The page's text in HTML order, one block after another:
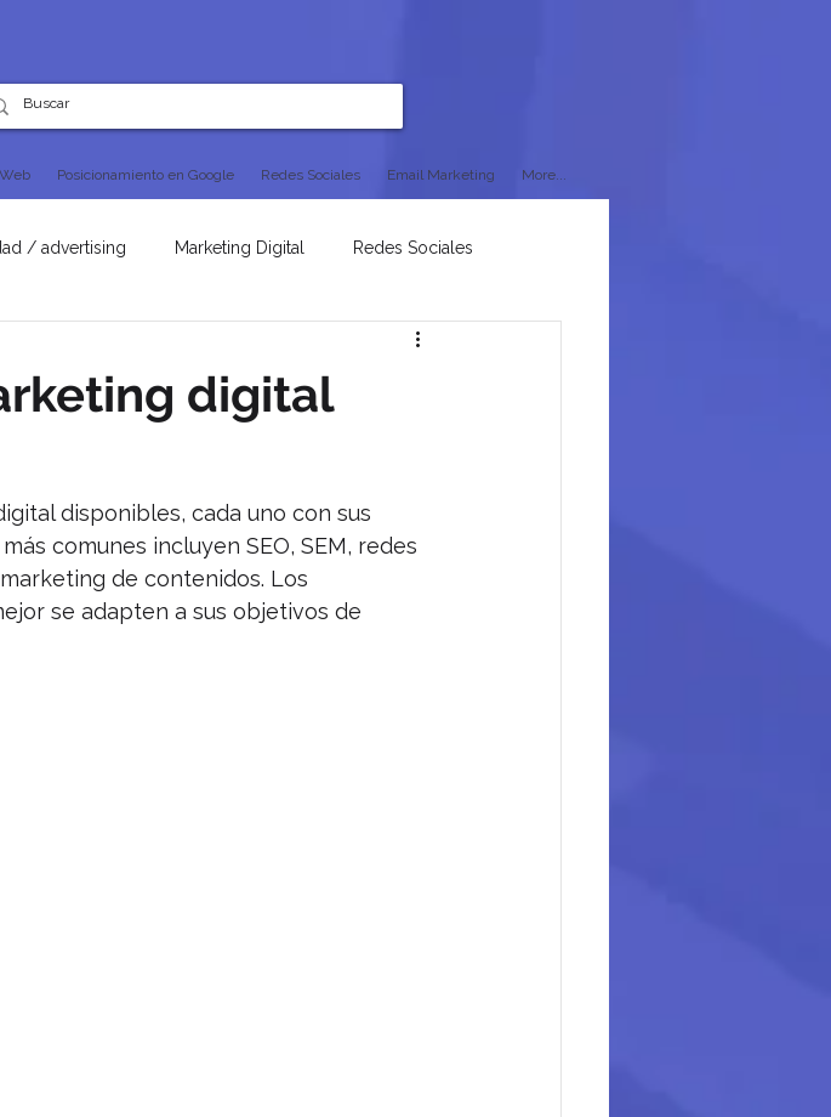
Posicionamiento en Google Redes Sociales Email Marketing More...
/ advertising Marketing Digital Redes Sociales
digital
disponibles, cada uno con sus
comunes incluyen SEO, SEM, redes
de contenidos. Los
se adapten a sus objetivos de